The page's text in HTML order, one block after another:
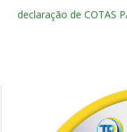
declaração de COTAS